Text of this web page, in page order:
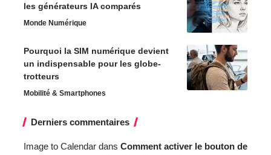
les générateurs IA comparés
Monde Numérique
Pourquoi la SIM numérique devient
un indispensable pour les globe-
trotteurs
Mobilité & Smartphones
Derniers commentaires
Image to Calendar dans Comment activer le bouton de